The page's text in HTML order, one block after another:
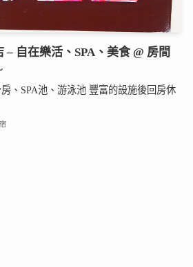
– 自在樂活、SPA、美食 @ 房間
、SPA池、游泳池 豐富的設施後回房休